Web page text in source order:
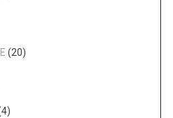
(20)